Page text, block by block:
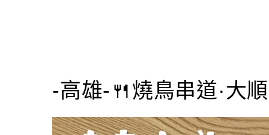
-高雄-🍴燒鳥串道·大